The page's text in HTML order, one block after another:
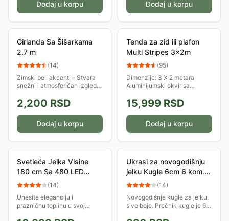
Dodaj u korpu Dodaj u korpu
Girlanda Sa Šišarkama
2.7 m
(14)
Zimski beli akcenti – Stvara
snežni i atmosferičan izgled.
Dodaje prirodan i topao dodir.
Izdržljiv PVC materijal za...
2,200 RSD
Dodaj u korpu
Tenda za zid ili plafon
Multi Stripes 3x2m
(95)
Dimenzije: 3 X 2 metara
Aluminijumski okvir sa
Poliestersko platno obloženo
poliamidom
15,999 RSD
Dodaj u korpu
Svetleća Jelka Visine
180 cm Sa 480 LED
sijalica
(14)
Unesite eleganciju i
prazničnu toplinu u svoj
Ukrasi za novogodišnju
jelku Kugle 6cm 6 kom.
Sive
(14)
Novogodišnje kugle za jelku,
sive boje. Prečnik kugle je 6